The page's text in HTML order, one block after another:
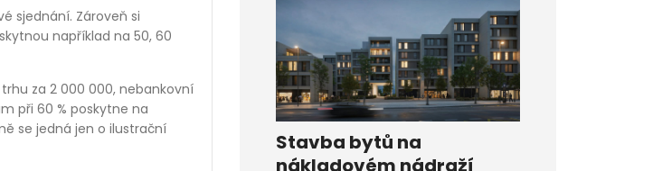
sjednání. Zároveň si
například na 50, 60
za 2 000 000, nebankovní
při 60 % poskytne na
se jedná jen o ilustrační
Stavba bytů na
nákladovém nádraží